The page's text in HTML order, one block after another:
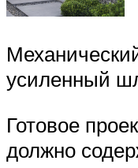
усиленный
Готовое
должно